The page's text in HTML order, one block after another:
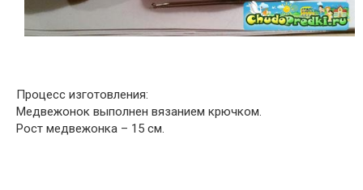
Процесс изготовления:
Медвежонок выполнен вязанием крючком.
Рост медвежонка – 15 см.